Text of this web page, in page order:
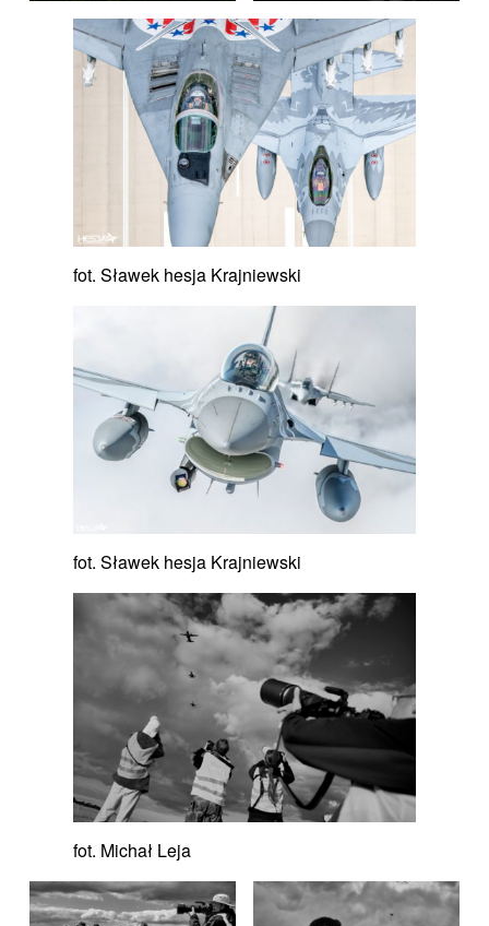
fot. Sławek hesja Krajniewski
fot. Sławek hesja Krajniewski
fot. Michał Leja